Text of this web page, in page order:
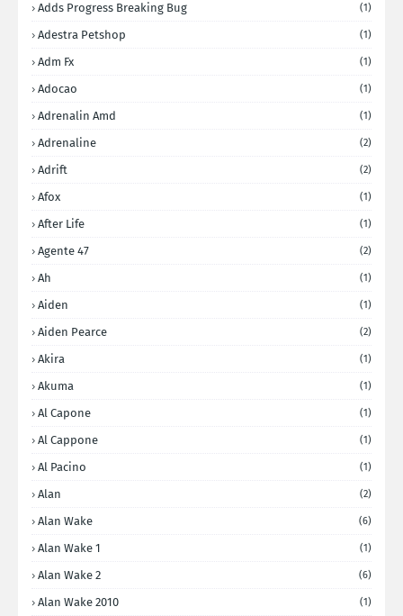
Adds Progress Breaking Bug (1)
Adestra Petshop (1)
Adm Fx (1)
Adocao (1)
Adrenalin Amd (1)
Adrenaline (2)
Adrift (2)
Afox (1)
After Life (1)
Agente 47 (2)
Ah (1)
Aiden (1)
Aiden Pearce (2)
Akira (1)
Akuma (1)
Al Capone (1)
Al Cappone (1)
Al Pacino (1)
Alan (2)
Alan Wake (6)
Alan Wake 1 (1)
Alan Wake 2 (6)
Alan Wake 2010 (1)